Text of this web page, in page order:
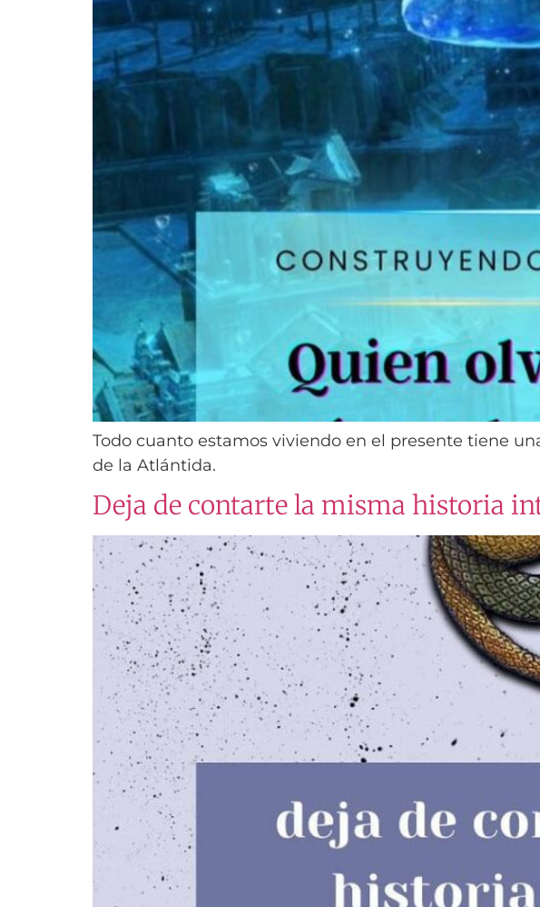
Todo cuanto estamos viviendo en el presente tiene
de la Atlántida.
Deja de contarte la misma historia